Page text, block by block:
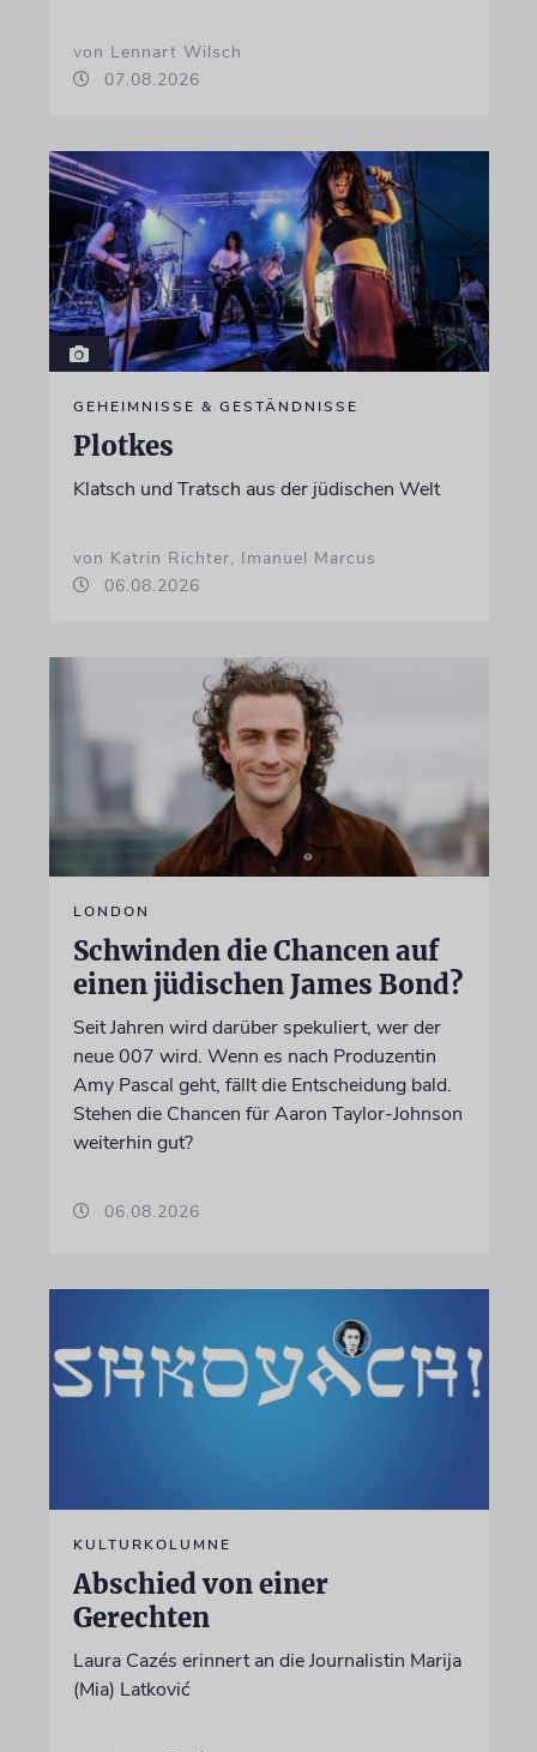
von Lennart Wilsch
07.08.2026
GEHEIMNISSE & GESTÄNDNISSE
Plotkes
Klatsch und Tratsch aus der jüdischen Welt
von Katrin Richter, Imanuel Marcus
06.08.2026
LONDON
Schwinden die Chancen auf
einen jüdischen James Bond?
Seit Jahren wird darüber spekuliert, wer der
neue 007 wird. Wenn es nach Produzentin
Amy Pascal geht, fällt die Entscheidung bald.
Stehen die Chancen für Aaron Taylor-Johnson
weiterhin gut?
06.08.2026
KULTURKOLUMNE
Abschied von einer
Gerechten
Laura Cazés erinnert an die Journalistin Marija
(Mia) Latković